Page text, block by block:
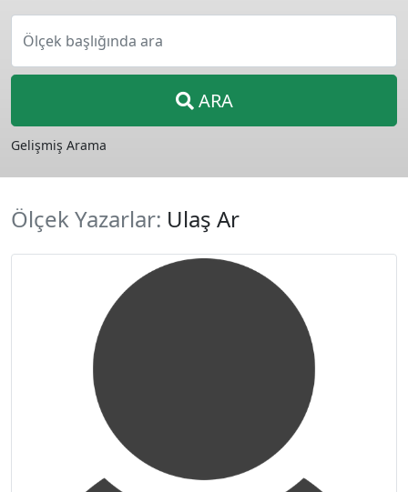
Ölçek başlığında ara
ARA
Gelişmiş Arama
Ölçek Yazarlar: Ulaş Ar